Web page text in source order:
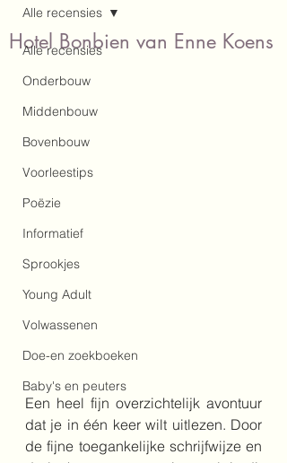
Alle recensies
Onderbouw
Middenbouw
Bovenbouw
Voorleestips
Poëzie
Informatief
Sprookjes
Young Adult
Volwassenen
Doe-en zoekboeken
Baby's en peuters
Alle recensies
Hotel Bonbien van Enne Koens
Een heel fijn overzichtelijk avontuur
dat je in één keer wilt uitlezen. Door
de fijne toegankelijke schrijfwijze en